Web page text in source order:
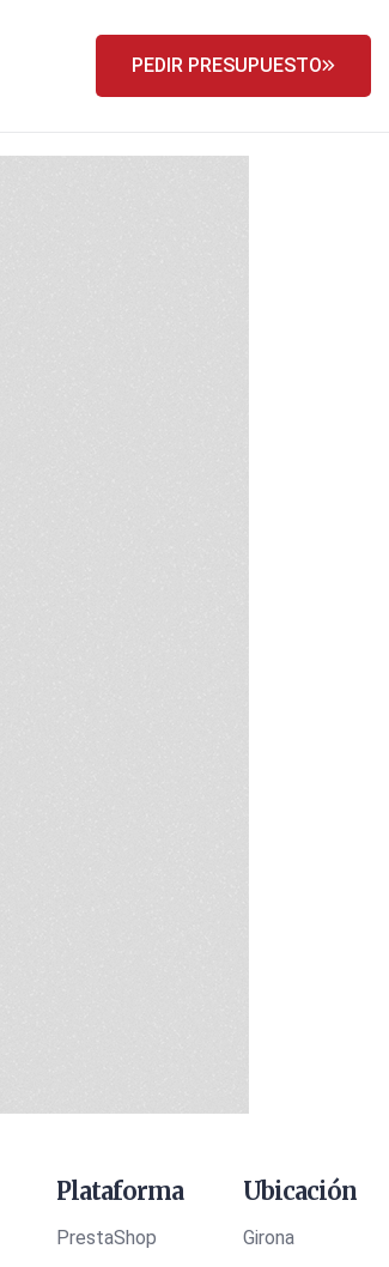
PEDIR PRESUPUESTO
Plataforma
PrestaShop
Ubicación
Girona